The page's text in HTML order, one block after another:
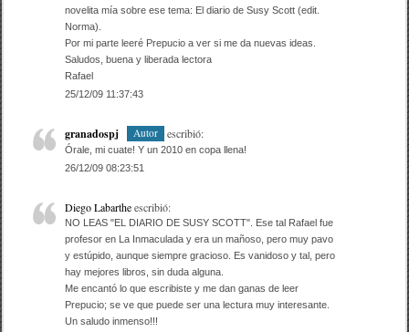
novelita mía sobre ese tema: El diario de Susy Scott (edit.
Norma).
Por mi parte leeré Prepucio a ver si me da nuevas ideas.
Saludos, buena y liberada lectora
Rafael
25/12/09 11:37:43
granadospj Autor escribió:
Órale, mi cuate! Y un 2010 en copa llena!
26/12/09 08:23:51
Diego Labartheescribió:
NO LEAS "EL DIARIO DE SUSY SCOTT". Ese tal Rafael fue
profesor en La Inmaculada y era un mañoso, pero muy pavo
y estúpido, aunque siempre gracioso. Es vanidoso y tal, pero
hay mejores libros, sin duda alguna.
Me encantó lo que escribiste y me dan ganas de leer
Prepucio; se ve que puede ser una lectura muy interesante.
Un saludo inmenso!!!